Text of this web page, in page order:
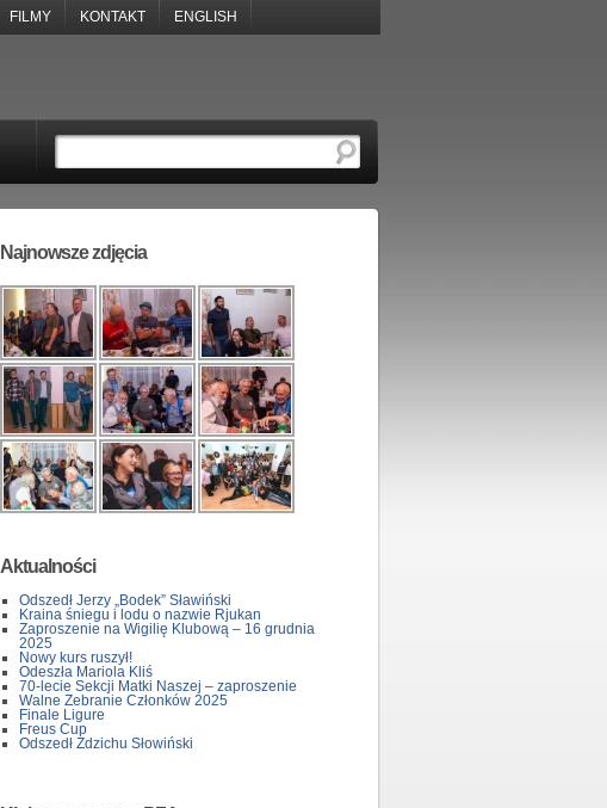
FILMY KONTAKT
ENGLISH
Najnowsze zdjęcia
Aktualności
Odszedł Jerzy „Bodek” Sławiński
Kraina śniegu i lodu o nazwie Rjukan
Zaproszenie na Wigilię Klubową – 16 grudnia
2025
Nowy kurs ruszył!
Odeszła Mariola Kliś
70-lecie Sekcji Matki Naszej – zaproszenie
Walne Zebranie Członków 2025
Finale Ligure
Freus Cup
Odszedł Zdzichu Słowiński